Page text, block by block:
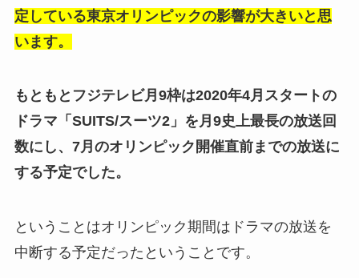
定している東京オリンピックの影響が大きいと思
います。
もともとフジテレビ月9枠は2020年4月スタートの
ドラマ「SUITS/スーツ2」を月9史上最長の放送回
数にし、7月のオリンピック開催直前までの放送に
する予定でした。
ということはオリンピック期間はドラマの放送を
中断する予定だったということです。